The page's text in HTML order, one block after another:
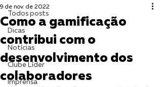
Todos posts
Dicas
Notícias
Clube Líder
Imprensa
Como a gamificação
contribui com o
desenvolvimento dos
colaboradores
9 de nov. de 2022